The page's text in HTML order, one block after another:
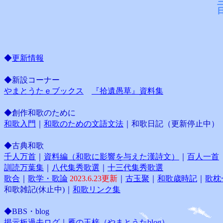
◆更新情報
◆新設コーナー
やまとうたｅブックス
『拾遺愚草』資料集
◆創作和歌のために
和歌入門
和歌のための文語文法 ｜和歌日記（更新停止中）
◆古典和歌
千人万首
資料編（和歌に影響を与えた漢詩文）
百人一首
訓読万葉集
八代集秀歌選
十三代集秀歌選
歌合
歌学・歌論 2023.6.23更新 古玉聚 和歌歳時記
歌枕
和歌雑記(休止中)｜ 和歌リンク集
◆BBS・blog